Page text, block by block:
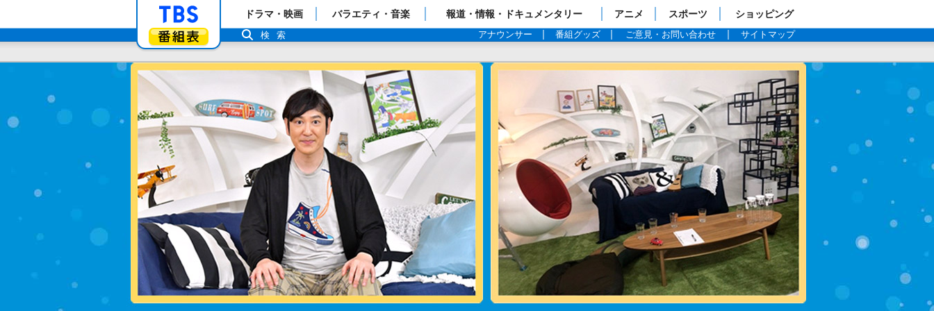
「TBSテレビ」トップページ
番組表
ドラマ・映画 バラエティ・音楽 報道・情報・ドキュメンタリー アニメ スポーツ ショッピング
アナウンサー 番組グッズ ご意見・お問い合わせ サイトマップ
検索